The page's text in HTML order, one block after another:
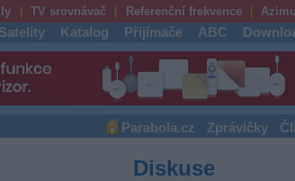
TV srovnávač Referenční frekvence
Satelity Katalog Přijímače ABC
Parabola.cz Zprávičky
Diskuse